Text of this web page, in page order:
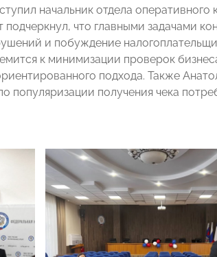
начальник отдела
подчеркнул, что главными задачами
и побуждение
к минимизации проверок
подхода. Также
получения чека